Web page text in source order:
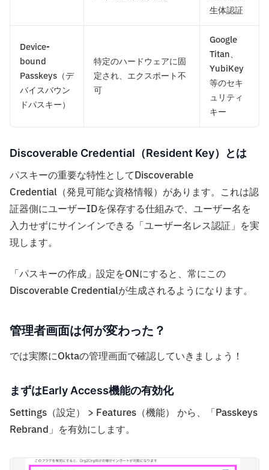
生体認証
Device-
bound
Passkeys（デ
バイスバウン
ドパスキー）
特定のハードウェアに固
定され、エクスポート不
可
Google
Titan、
YubiKey
等のセキ
ュリティ
キー
Discoverable Credential（Resident Key）とは
パスキーの重要な特性としてDiscoverable
Credential（発見可能な資格情報）があります。これは認
証器側にユーザーIDを保存する仕組みで、ユーザー名を
入力せずにサインインできる「ユーザー名レス認証」を実
現します。
「パスキーの作成」設定をONにすると、常にこの
Discoverable Credentialが生成されるようになります。
管理者画面は何が変わった？
では実際にOktaの管理画面で確認していきましょう！
まずはEarly Access機能の有効化
Settings（設定） > Features（機能） から、「Passkeys
Rebrand」を有効にします。